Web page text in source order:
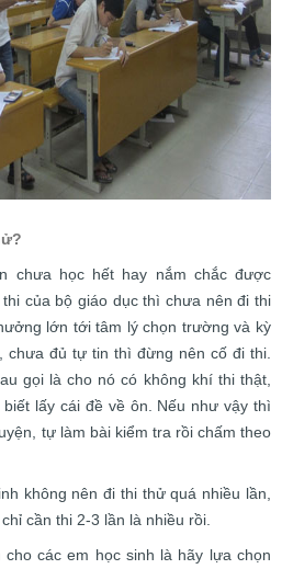
chưa học hết hay nắm chắc được
của bộ giáo dục thì chưa nên đi thi
lớn tới tâm lý chọn trường và kỳ
chưa đủ tự tin thì đừng nên cố đi thi.
gọi là cho nó có không khí thi thật,
lấy cái đề về ôn. Nếu như vậy thì
tự làm bài kiểm tra rồi chấm theo
không nên đi thi thử quá nhiều lần,
cần thi 2-3 lần là nhiều rồi.
các em học sinh là hãy lựa chọn